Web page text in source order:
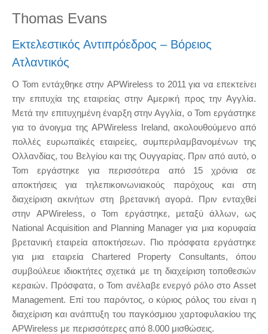
Thomas Evans
Εκτελεστικός Αντιπρόεδρος – Βόρειος
Ατλαντικός
Ο Tom εντάχθηκε στην APWireless το 2011 για να επεκτείνει
την επιτυχία της εταιρείας στην Αμερική προς την Αγγλία.
Μετά την επιτυχημένη έναρξη στην Αγγλία, ο Tom εργάστηκε
για το άνοιγμα της APWireless Ireland, ακολουθούμενο από
πολλές ευρωπαϊκές εταιρείες, συμπεριλαμβανομένων της
Ολλανδίας, του Βελγίου και της Ουγγαρίας. Πριν από αυτό, ο
Tom εργάστηκε για περισσότερα από 15 χρόνια σε
αποκτήσεις για τηλεπικοινωνιακούς παρόχους και στη
διαχείριση ακινήτων στη βρετανική αγορά. Πριν ενταχθεί
στην APWireless, ο Tom εργάστηκε, μεταξύ άλλων, ως
National Acquisition and Planning Manager για μια κορυφαία
βρετανική εταιρεία αποκτήσεων. Πιο πρόσφατα εργάστηκε
για μια εταιρεία Chartered Property Consultants, όπου
συμβούλευε ιδιοκτήτες σχετικά με τη διαχείριση τοποθεσιών
κεραιών. Πρόσφατα, ο Tom ανέλαβε ενεργό ρόλο στο Asset
Management. Επί του παρόντος, ο κύριος ρόλος του είναι η
διαχείριση και ανάπτυξη του παγκόσμιου χαρτοφυλακίου της
APWireless με περισσότερες από 8.000 μισθώσεις.